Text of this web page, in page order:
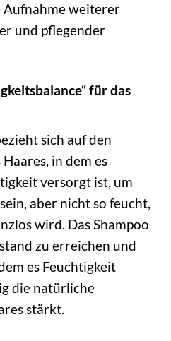
weiterer
und pflegender
für das
sich auf den
in dem es
versorgt ist, um
aber nicht so feucht,
wird. Das Shampoo
zu erreichen und
es Feuchtigkeit
die natürliche
stärkt.